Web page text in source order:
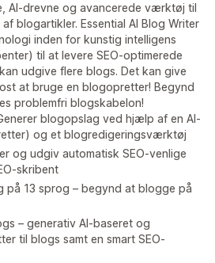
AI-drevne og avancerede værktøj til
blogartikler. Essential AI Blog Writer
inden for kunstig intelligens
til at levere SEO-optimerede
udgive flere blogs. Det kan give
at bruge en blogopretter! Begynd
problemfri blogskabelon!
blogopslag ved hjælp af en AI-
og et blogredigeringsværktøj
og udgiv automatisk SEO-venlige
skribent
på 13 sprog – begynd at blogge på
– generativ AI-baseret og
til blogs samt en smart SEO-